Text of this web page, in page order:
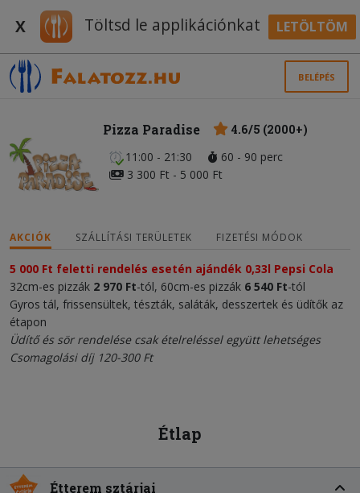
X Töltsd le applikációnkat LETÖLTÖM
BELÉPÉS
Pizza Paradise
4.6/5 (2000+)
11:00 - 21:30
60 - 90 perc
3 300 Ft - 5 000 Ft
AKCIÓK SZÁLLÍTÁSI TERÜLETEK FIZETÉSI MÓDOK
5 000 Ft feletti rendelés esetén ajándék 0,33l Pepsi Cola
32cm-es pizzák 2 970 Ft-tól, 60cm-es pizzák 6 540 Ft-tól
Gyros tál, frissensültek, tészták, saláták, desszertek és üdítők az
étapon
Üdítő és sör rendelése csak ételreléssel együtt lehetséges
Csomagolási díj 120-300 Ft
Étlap
Étterem sztárjai